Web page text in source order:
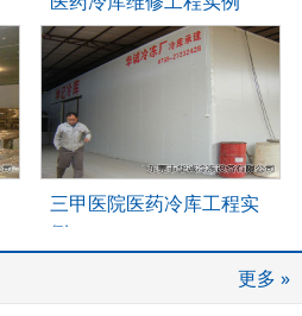
三甲医院医药冷库工程实
例
更多 »